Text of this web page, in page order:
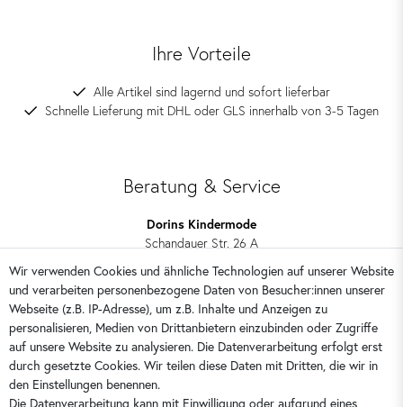
Ihre Vorteile
Alle Artikel sind lagernd und sofort lieferbar
Schnelle Lieferung mit DHL oder GLS innerhalb von 3-5 Tagen
Beratung & Service
Dorins Kindermode
Schandauer Str. 26 A
01309 Dresden
0351 28708090
kontakt@dorins-kindermode.de
Sie erreichen uns: Montag - Freitag 9 - 16 Uhr
Wir verwenden Cookies und ähnliche Technologien auf unserer Website
und verarbeiten personenbezogene Daten von Besucher:innen unserer
Webseite (z.B. IP-Adresse), um z.B. Inhalte und Anzeigen zu
personalisieren, Medien von Drittanbietern einzubinden oder Zugriffe
auf unsere Website zu analysieren. Die Datenverarbeitung erfolgt erst
durch gesetzte Cookies. Wir teilen diese Daten mit Dritten, die wir in
den Einstellungen benennen.
Die Datenverarbeitung kann mit Einwilligung oder aufgrund eines